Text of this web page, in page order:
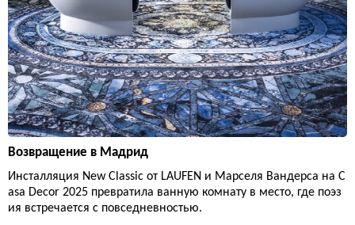
Возвращение в Мадрид
Инсталляция New Classic от LAUFEN и Марселя Вандерса на C
asa Decor 2025 превратила ванную комнату в место, где поэз
ия встречается с повседневностью.